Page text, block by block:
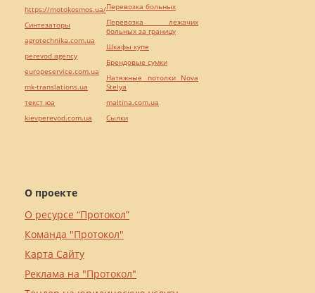
О проекте
О ресурсе “Протокол”
Команда "Протокол"
Карта Сайту
Реклама на "Протокол"
https://motokosmos.ua/
Синтезаторы
agrotechnika.com.ua
perevod.agency
europeservice.com.ua
mk-translations.ua
текст юа
kievperevod.com.ua
Перевозка больных
Перевозка лежачих
больных за границу
Шкафы купе
Брендовые сумки
Натяжные потолки Nova
Stelya
maltina.com.ua
Cылки